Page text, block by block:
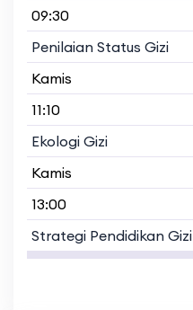
09:30
Penilaian Status Gizi
Kamis
11:10
Ekologi Gizi
Kamis
13:00
Strategi Pendidikan Gizi